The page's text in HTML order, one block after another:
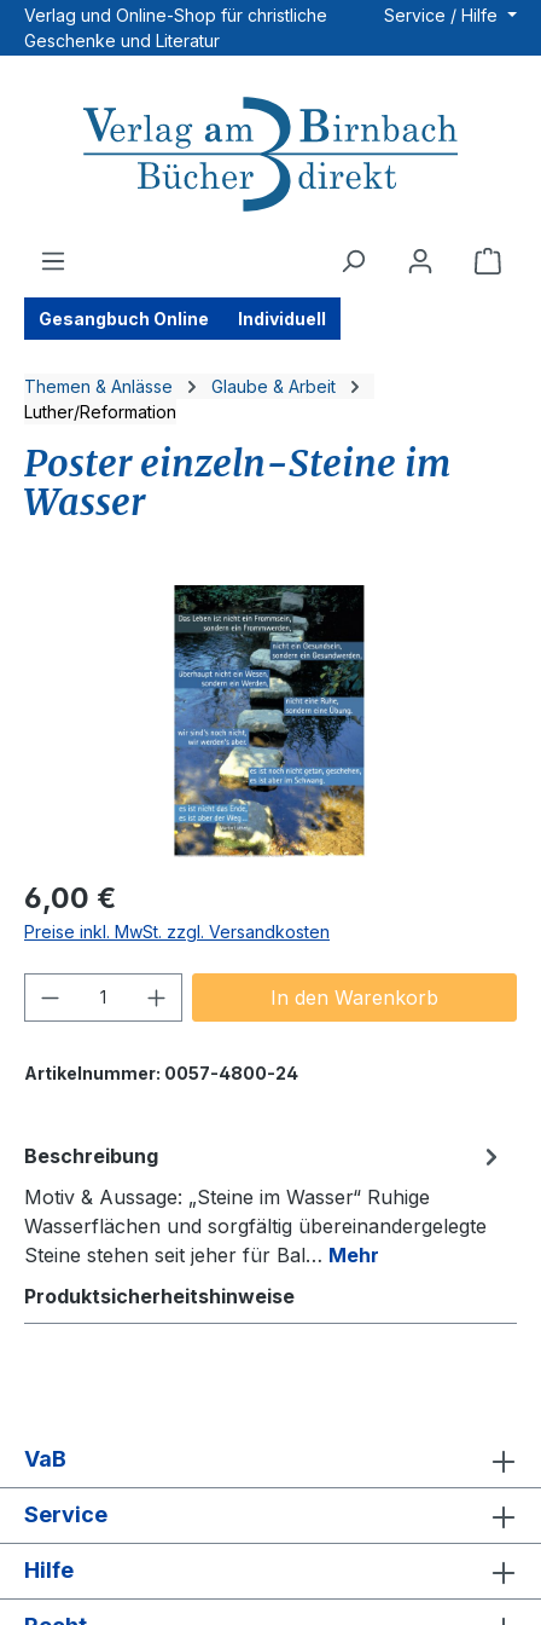
Zum Hauptinhalt springen
Verlag und Online-Shop für christliche
Geschenke und Literatur
Service / Hilfe
Gesangbuch Online Individuell
Themen & Anlässe
Glaube & Arbeit
Luther/Reformation
Poster einzeln-Steine im
Wasser
Bildergalerie überspringen
Regulärer Preis:
6,00 €
Preise inkl. MwSt. zzgl. Versandkosten
Produkt Anzahl: Gib denIn den Warenkorb
Artikelnummer: 0057-4800-24
Beschreibung
Motiv & Aussage: „Steine im Wasser“ Ruhige
Wasserflächen und sorgfältig übereinandergelegte
Steine stehen seit jeher für Bal… Mehr
Produktsicherheitshinweise
VaB
Service
Hilfe